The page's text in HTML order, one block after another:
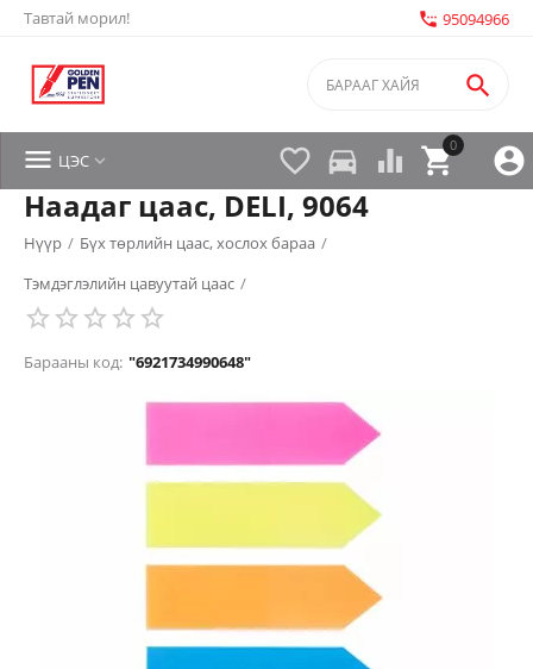
Тавтай морил! settings_phone 95094966


0

 directions_car 
 ЦЭС 
Наадаг цаас, DELI, 9064
Нүүр / Бүх төрлийн цаас, хослох бараа /
Тэмдэглэлийн цавуутай цаас /
Барааны код: "6921734990648"